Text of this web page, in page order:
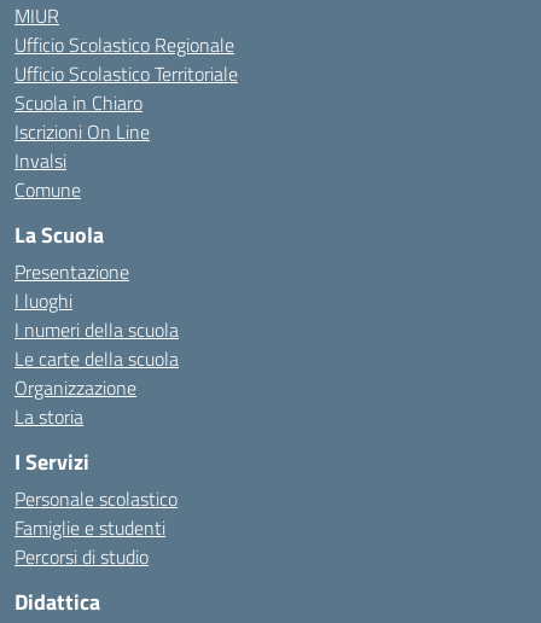
MIUR
Ufficio Scolastico Regionale
Ufficio Scolastico Territoriale
Scuola in Chiaro
Iscrizioni On Line
Invalsi
Comune
La Scuola
Presentazione
I luoghi
I numeri della scuola
Le carte della scuola
Organizzazione
La storia
I Servizi
Personale scolastico
Famiglie e studenti
Percorsi di studio
Didattica